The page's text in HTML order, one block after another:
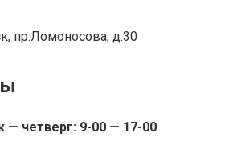
пр.Ломоносова, д.30
— четверг: 9-00 — 17-00